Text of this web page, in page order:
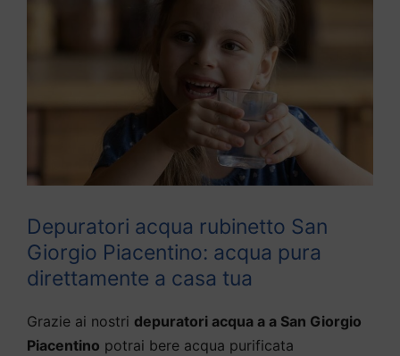
Depuratori acqua rubinetto San
Giorgio Piacentino: acqua pura
direttamente a casa tua
Grazie ai nostri depuratori acqua a a San Giorgio
Piacentino potrai bere acqua purificata